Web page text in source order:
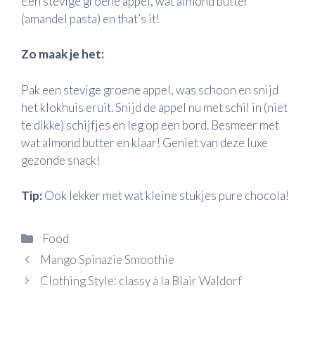
(amandel pasta) en that’s it!
Zo maak je het:
Pak een stevige groene appel, was schoon en snijd
het klokhuis eruit. Snijd de appel nu met schil in (niet
te dikke) schijfjes en leg op een bord. Besmeer met
wat almond butter en klaar! Geniet van deze luxe
gezonde snack!
Tip:Ook lekker met wat kleine stukjes pure chocola!
Categorieën
Food
Mango Spinazie Smoothie
Clothing Style: classy à la Blair Waldorf